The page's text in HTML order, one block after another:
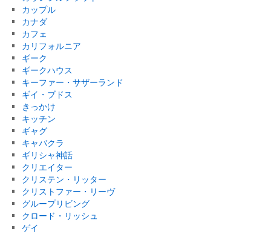
カップル
カナダ
カフェ
カリフォルニア
ギーク
ギークハウス
キーファー・サザーランド
ギイ・ブドス
きっかけ
キッチン
ギャグ
キャバクラ
ギリシャ神話
クリエイター
クリステン・リッター
クリストファー・リーヴ
グループリビング
クロード・リッシュ
ゲイ